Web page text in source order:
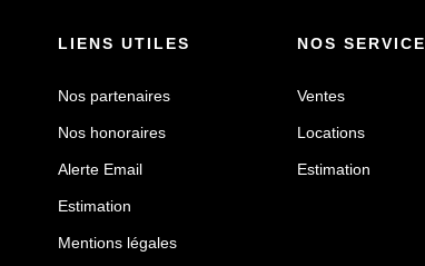
LIENS UTILES
Nos partenaires
Nos honoraires
Alerte Email
Estimation
Mentions légales
NOS
Ventes
Locations
Estimation